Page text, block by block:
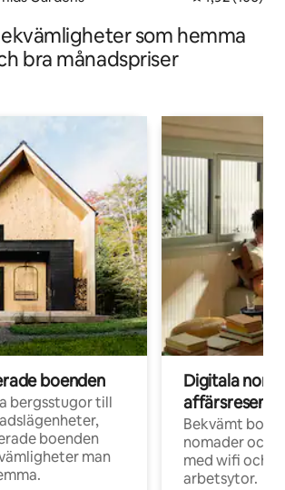
som hemma
bra månadspriser
boenden
bergsstugor till
boenden
man
Digitala
Bekvämt
nomader och
med wifi och
arbetsytor.